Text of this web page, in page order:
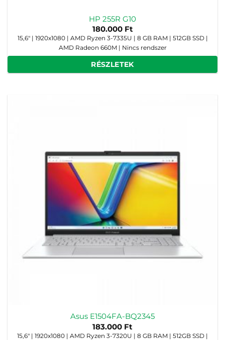
HP 255R G10
180.000 Ft
15,6" | 1920x1080 | AMD Ryzen 3-7335U | 8 GB RAM | 512GB SSD |
AMD Radeon 660M | Nincs rendszer
RÉSZLETEK
Asus E1504FA-BQ2345
183.000 Ft
15,6" | 1920x1080 | AMD Ryzen 3-7320U | 8 GB RAM | 512GB SSD |